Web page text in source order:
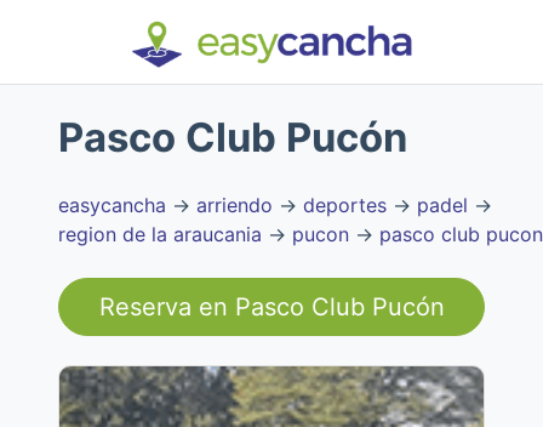
Pasco Club Pucón
easycancha → arriendo → deportes → padel →
region de la araucania → pucon → pasco club pucon
Reserva en Pasco Club Pucón